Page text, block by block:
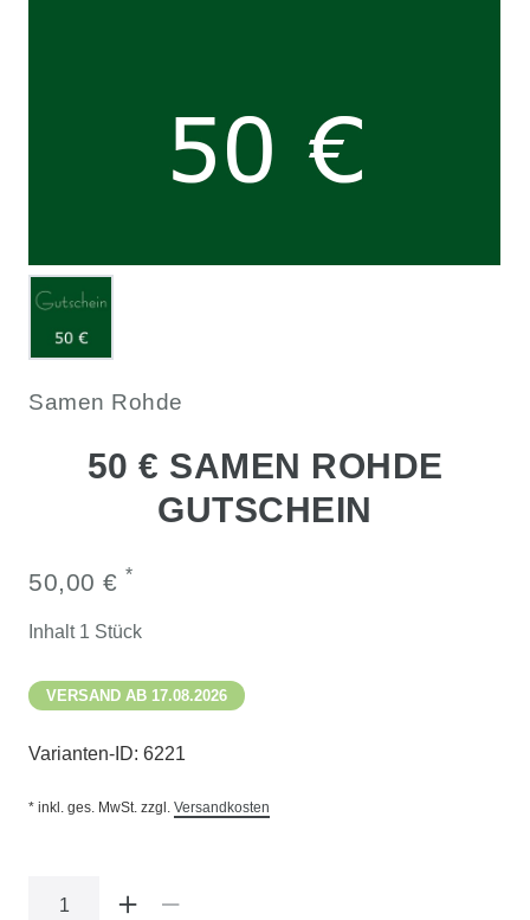
Samen Rohde
50 € SAMEN ROHDE
GUTSCHEIN
50,00 € *
Inhalt 1 Stück
VERSAND AB 17.08.2026
Varianten-ID: 6221
* inkl. ges. MwSt. zzgl. Versandkosten